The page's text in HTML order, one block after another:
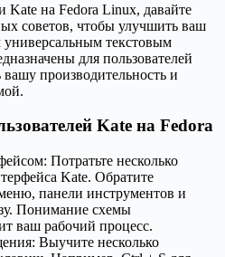
Kate на Fedora Linux, давайте
советов, чтобы улучшить ваш
текстовым
для пользователей
производительность и
Kate на Fedora
Потратьте несколько
Kate. Обратите
панели инструментов и
Понимание схемы
ваш рабочий процесс.
Выучите несколько